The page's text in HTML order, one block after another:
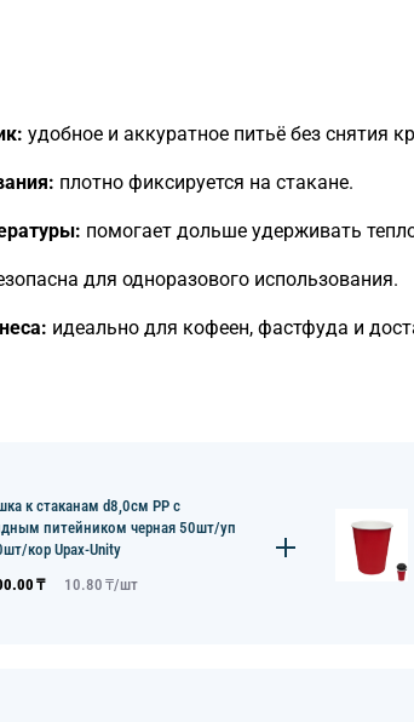
удобное и аккуратное питьё без снятия
плотно фиксируется на стакане.
помогает дольше удерживать
для одноразового использования.
идеально для кофеен, фастфуда и
к стаканам d8,0см PP с
питейником черная 50шт/уп
кор Upax-Unity
₸ 10.80 ₸/шт